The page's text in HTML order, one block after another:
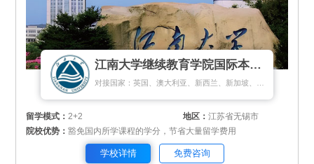
江南大学继续教育学院国际本科项目
留学模式： 2+2 地区：江苏省无锡市
院校优势：豁免国内所学课程的学分，节省大量留学费用
学校详情 免费咨询